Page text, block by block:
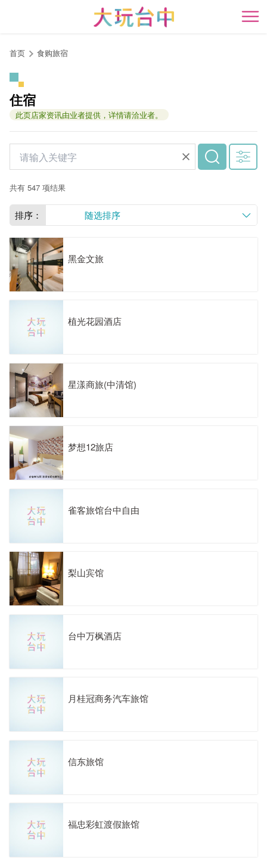
开
首页 食购旅宿
住宿
此页店家资讯由业者提供，详情请洽业者。
共有 547 项结果
排序： 随选排序
黑金文旅
植光花园酒店
星漾商旅(中清馆)
梦想12旅店
雀客旅馆台中自由
梨山宾馆
台中万枫酒店
月桂冠商务汽车旅馆
信东旅馆
福忠彩虹渡假旅馆